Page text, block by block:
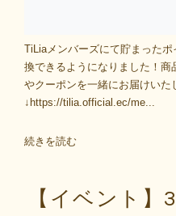
TiLiaメンバーズにて貯まった
換できるようになりました！
やクーポンを一緒にお届けい
↓https://tilia.official.ec/me...
続きを読む
【イベント